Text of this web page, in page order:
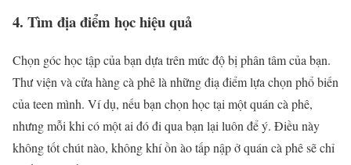
4. Tìm địa điểm học hiệu quả
Chọn góc học tập của bạn dựa trên mức độ bị phân tâm của bạn.
Thư viện và cửa hàng cà phê là những điạ điểm lựa chọn phổ biến
của teen mình. Ví dụ, nếu bạn chọn học tại một quán cà phê,
nhưng mỗi khi có một ai đó đi qua bạn lại luôn để ý. Điều này
không tốt chút nào, không khí ồn ào tấp nập ở quán cà phê sẽ chỉ